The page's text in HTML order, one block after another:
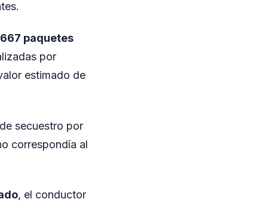
paquetes
por
estimado de
secuestro por
correspondía al
, el conductor